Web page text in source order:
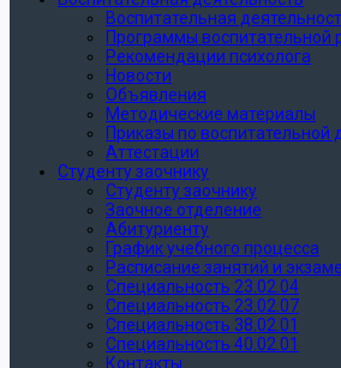
Воспитательная
Программы воспитательной
Рекомендации психолога
Новости
Объявления
Методические материалы
Приказы по воспитательной
Аттестации
Студенту заочнику
Студенту заочнику
Заочное отделение
Абитуриенту
График учебного процесса
Расписание занятий и
Специальность 23.02.04
Специальность 23.02.07
Специальность 38.02.01
Специальность 40.02.01
Контакты